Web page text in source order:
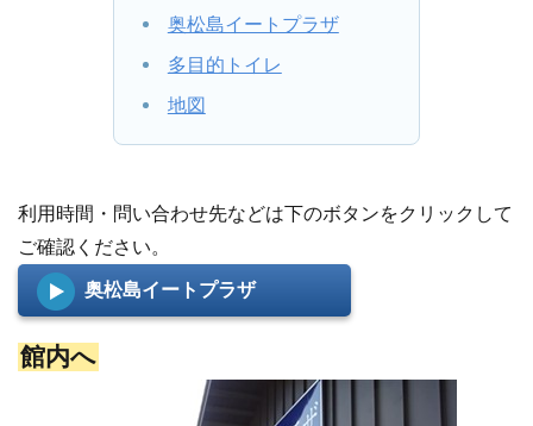
奥松島イートプラザ
多目的トイレ
地図
利用時間・問い合わせ先などは下のボタンをクリックして
ご確認ください。
奥松島イートプラザ
館内へ